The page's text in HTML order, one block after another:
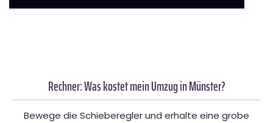
Rechner: Was kostet mein Umzug in Münster?
Bewege die Schieberegler und erhalte eine grobe